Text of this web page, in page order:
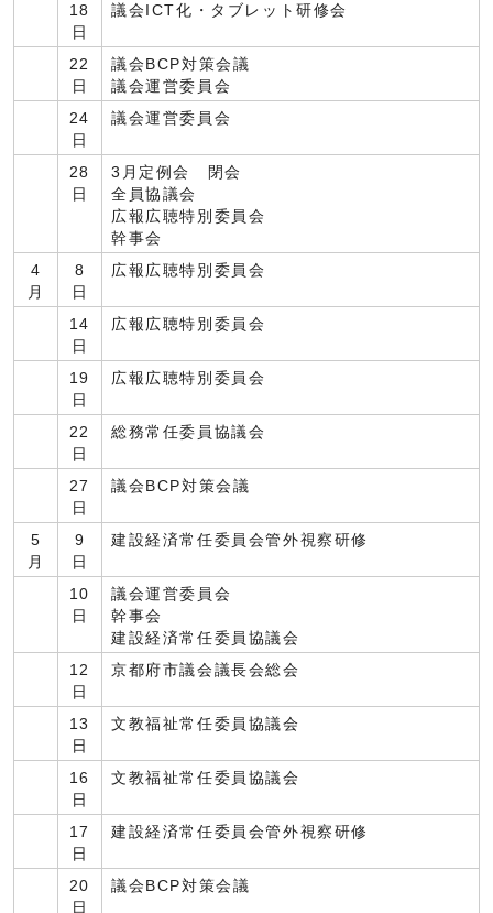
18
日
議会ICT化・タブレット研修会
22
日
議会BCP対策会議
議会運営委員会
24
日
議会運営委員会
28
日
3月定例会 閉会
全員協議会
広報広聴特別委員会
幹事会
4
月
8
日
広報広聴特別委員会
14
日
広報広聴特別委員会
19
日
広報広聴特別委員会
22
日
総務常任委員協議会
27
日
議会BCP対策会議
5
月
9
日
建設経済常任委員会管外視察研修
10
日
議会運営委員会
幹事会
建設経済常任委員協議会
12
日
京都府市議会議長会総会
13
日
文教福祉常任委員協議会
16
日
文教福祉常任委員協議会
17
日
建設経済常任委員会管外視察研修
20
日
議会BCP対策会議